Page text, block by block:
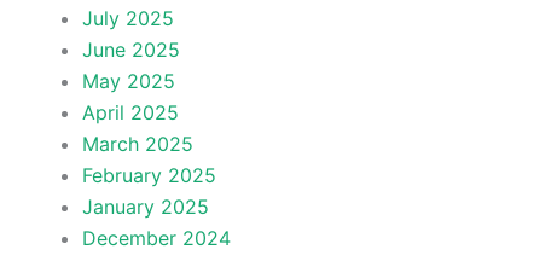
July 2025
June 2025
May 2025
April 2025
March 2025
February 2025
January 2025
December 2024